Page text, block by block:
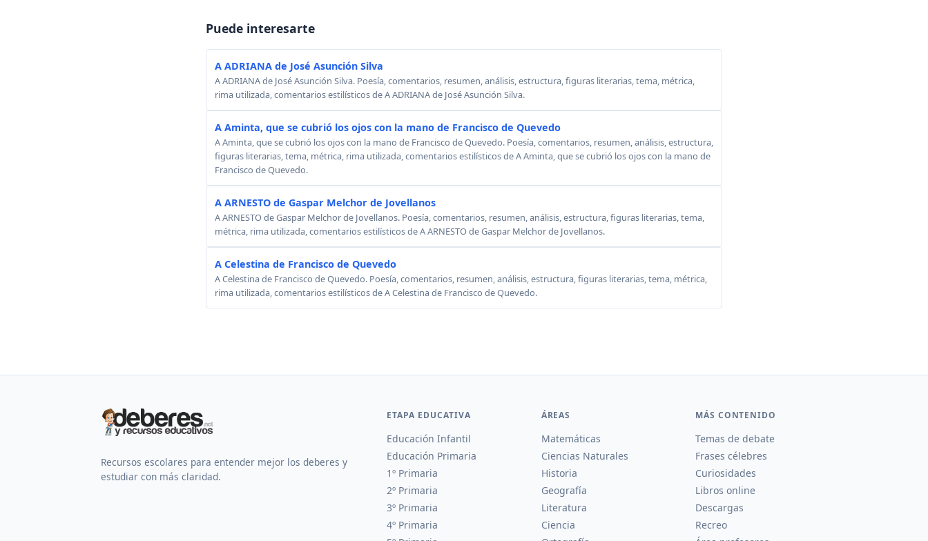
Puede interesarte
A ADRIANA de José Asunción Silva
A ADRIANA de José Asunción Silva. Poesía, comentarios, resumen, análisis, estructura, figuras literarias, tema, métrica,
rima utilizada, comentarios estilísticos de A ADRIANA de José Asunción Silva.
A Aminta, que se cubrió los ojos con la mano de Francisco de Quevedo
A Aminta, que se cubrió los ojos con la mano de Francisco de Quevedo. Poesía, comentarios, resumen, análisis, estructura,
figuras literarias, tema, métrica, rima utilizada, comentarios estilísticos de A Aminta, que se cubrió los ojos con la mano de
Francisco de Quevedo.
A ARNESTO de Gaspar Melchor de Jovellanos
A ARNESTO de Gaspar Melchor de Jovellanos. Poesía, comentarios, resumen, análisis, estructura, figuras literarias, tema,
métrica, rima utilizada, comentarios estilísticos de A ARNESTO de Gaspar Melchor de Jovellanos.
A Celestina de Francisco de Quevedo
A Celestina de Francisco de Quevedo. Poesía, comentarios, resumen, análisis, estructura, figuras literarias, tema, métrica,
rima utilizada, comentarios estilísticos de A Celestina de Francisco de Quevedo.
Recursos escolares para entender mejor los deberes y
estudiar con más claridad.
ETAPA EDUCATIVA
Educación Infantil
Educación Primaria
1º Primaria
2º Primaria
3º Primaria
4º Primaria
ÁREAS
Matemáticas
Ciencias Naturales
Historia
Geografía
Literatura
Ciencia
MÁS CONTENIDO
Temas de debate
Frases célebres
Curiosidades
Libros online
Descargas
Recreo